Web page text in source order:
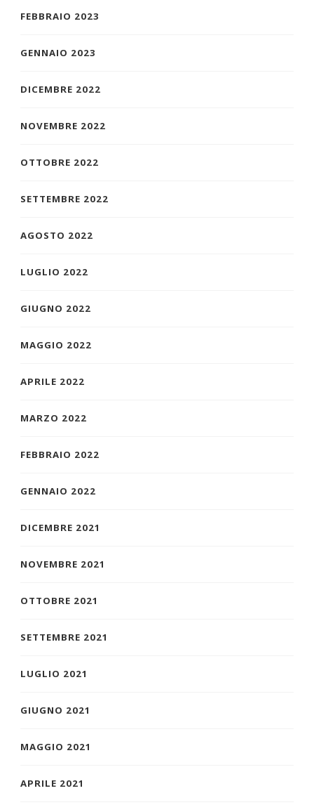
FEBBRAIO 2023
GENNAIO 2023
DICEMBRE 2022
NOVEMBRE 2022
OTTOBRE 2022
SETTEMBRE 2022
AGOSTO 2022
LUGLIO 2022
GIUGNO 2022
MAGGIO 2022
APRILE 2022
MARZO 2022
FEBBRAIO 2022
GENNAIO 2022
DICEMBRE 2021
NOVEMBRE 2021
OTTOBRE 2021
SETTEMBRE 2021
LUGLIO 2021
GIUGNO 2021
MAGGIO 2021
APRILE 2021